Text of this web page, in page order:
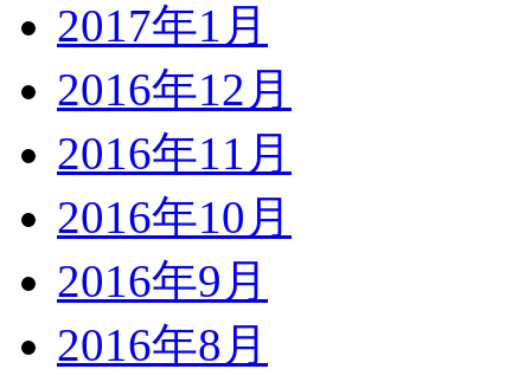
2017年1月
2016年12月
2016年11月
2016年10月
2016年9月
2016年8月